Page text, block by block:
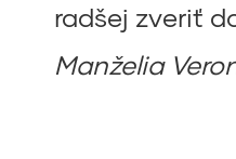
radšej zveriť
Manželia